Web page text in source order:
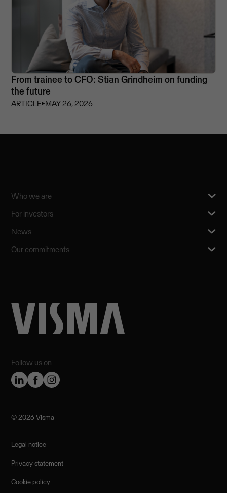
From trainee to CFO: Stian Grindheim on funding
the future
ARTICLE⏵MAY 26, 2026
Follow us on
Who we are
For investors
News
Our commitments
©️ 2026 Visma
Legal notice
Privacy statement
Cookie policy